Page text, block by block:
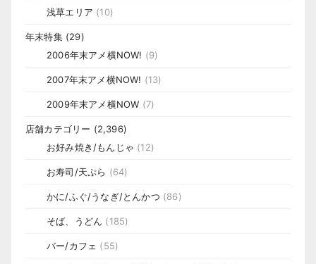
浅草エリア (10)
年末特集(29)
2006年末アメ横NOW! (9)
2007年末アメ横NOW! (13)
2009年末アメ横NOW (7)
店舗カテゴリー (2,396)
お好み焼き/もんじゃ (12)
お寿司/天ぷら (64)
かに/ふぐ/うなぎ/とんかつ (86)
そば、うどん (185)
バー/カフェ (55)